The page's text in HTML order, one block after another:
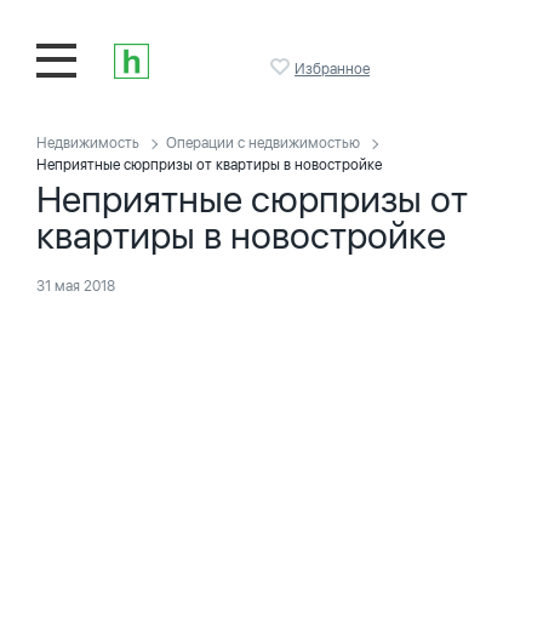
Избранное
Недвижимость
Операции с недвижимостью
Неприятные сюрпризы от квартиры в новостройке
Неприятные сюрпризы от
квартиры в новостройке
31 мая 2018